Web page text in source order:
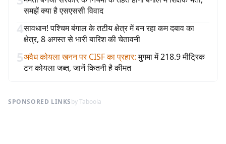
समझें क्या है एसएससी विवाद
4सावधान! पश्चिम बंगाल के तटीय क्षेत्र में बन रहा कम दबाव का
क्षेत्र, 8 अगस्त से भारी बारिश की चेतावनी
5अवैध कोयला खनन पर CISF का प्रहार: मुगमा में 218.9 मीट्रिक
टन कोयला जब्त, जानें कितनी है कीमत
SPONSORED LINKSby Taboola